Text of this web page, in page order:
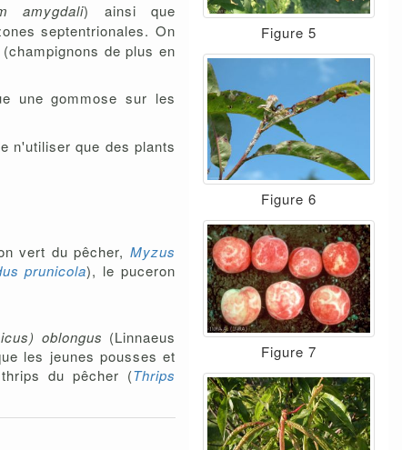
amygdali) ainsi que
septentrionales. On
de plus en
une gommose sur les
n'utiliser que des plants
vert du pêcher,Myzus
prunicola), le puceron
oblongus (Linnaeus
les jeunes pousses et
du pêcher (Thrips
Figure 5
Figure 6
Figure 7